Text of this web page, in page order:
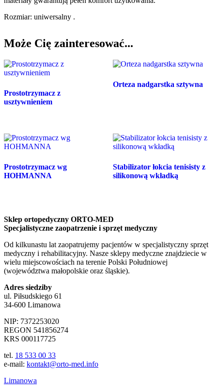
Rozmiar: uniwersalny .
Może Cię zainteresować...
Prostotrzymacz z
usztywnieniem
Orteza nadgarstka sztywna
Prostotrzymacz wg
HOHMANNA
Stabilizator łokcia tenisisty z
silikonową wkładką
Sklep ortopedyczny ORTO-MED
Specjalistyczne zaopatrzenie i sprzęt medyczny
Od kilkunastu lat zaopatrujemy pacjentów w specjalistyczny sprzęt
medyczny i rehabilitacyjny. Nasze sklepy medyczne znajdziecie w
wielu miejscowościach na terenie Polski Południowej
(województwa małopolskie oraz śląskie).
Adres siedziby
ul. Piłsudskiego 61
34-600 Limanowa
NIP: 7372253020
REGON 541856274
KRS 000117725
tel. 18 533 00 33
e-mail: kontakt@orto-med.info
Limanowa